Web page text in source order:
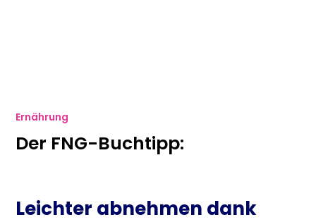
Ernährung
Der FNG-Buchtipp:
Leichter abnehmen dank